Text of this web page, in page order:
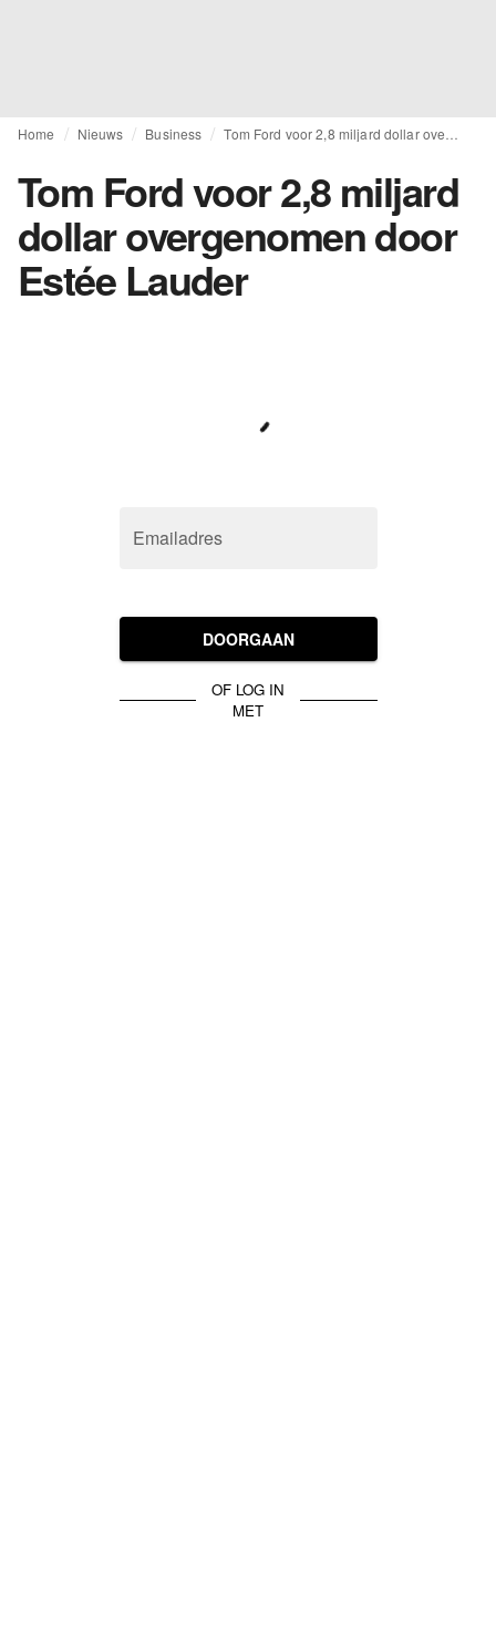
Home Nieuws Business
Tom Ford voor 2,8 miljard
dollar overgenomen door
Estée Lauder
Emailadres
DOORGAAN
OF LOG IN
MET